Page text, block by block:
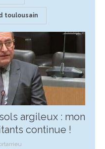
toulousain
argileux : mon
continue !